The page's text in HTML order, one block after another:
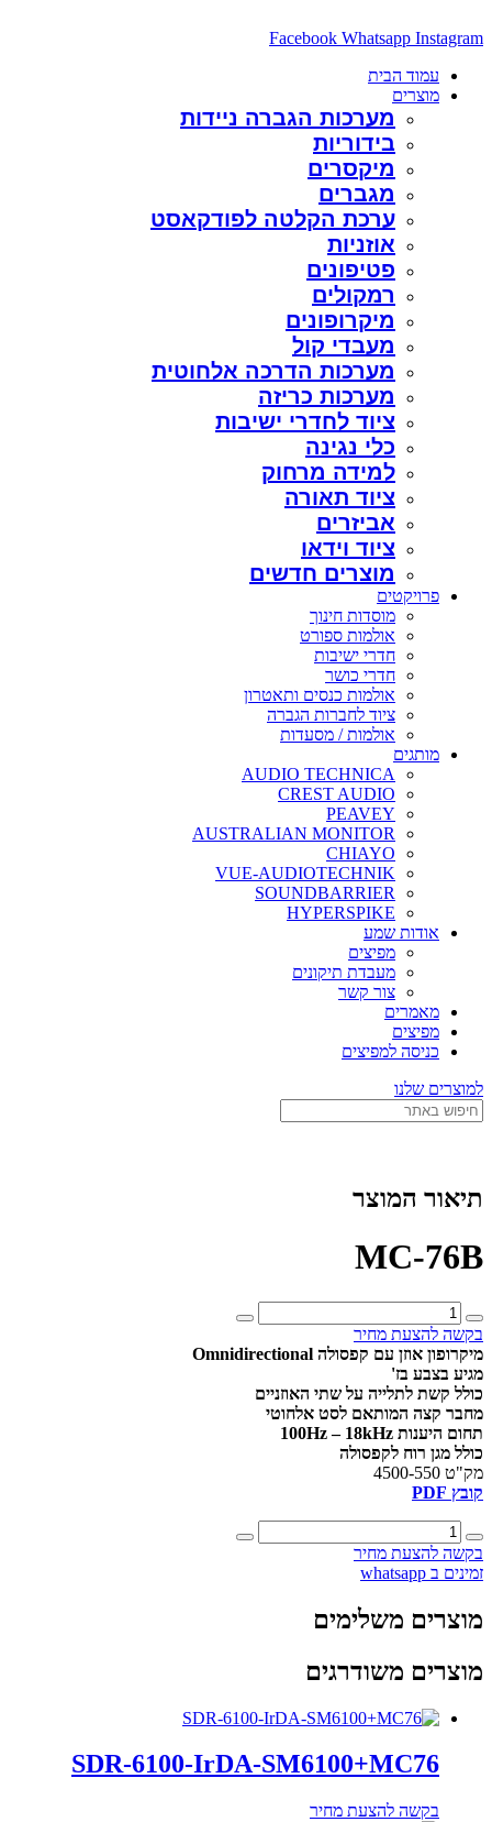
לתוכן
Facebook Whatsapp Instagram
עמוד הבית
מוצרים
מערכות הגברה ניידות
בידוריות
מיקסרים
מגברים
ערכת הקלטה לפודקאסט
אוזניות
פטיפונים
רמקולים
מיקרופונים
מעבדי קול
מערכות הדרכה אלחוטית
מערכות כריזה
ציוד לחדרי ישיבות
כלי נגינה
למידה מרחוק
ציוד תאורה
אביזרים
ציוד וידאו
מוצרים חדשים
פרויקטים
מוסדות חינוך
אולמות ספורט
חדרי ישיבות
חדרי כושר
אולמות כנסים ותאטרון
ציוד לחברות הגברה
אולמות / מסעדות
מותגים
AUDIO TECHNICA
CREST AUDIO
PEAVEY
AUSTRALIAN MONITOR
CHIAYO
VUE-AUDIOTECHNIK
SOUNDBARRIER
HYPERSPIKE
אודות שמע
מפיצים
מעבדת תיקונים
צור קשר
מאמרים
מפיצים
כניסה למפיצים
למוצרים שלנו
תיאור המוצר
MC-76B
כמות
של
MC-
76B
בקשה להצעת מחיר
מיקרופון אוזן עם קפסולה Omnidirectional
מגיע בצבע בז'
כולל קשת לתלייה על שתי האוזניים
מחבר קצה המותאם לסט אלחוטי
תחום היענות 100Hz – 18kHz
כולל מגן רוח לקפסולה
מק"ט 4500-550
קובץ PDF
כמות
של
MC-
בקשה להצעת מחיר
זמינים ב whatsapp
מוצרים משלימים
מוצרים משודרגים
SDR-6100-IrDA-SM6100+MC76
בקשה להצעת מחיר